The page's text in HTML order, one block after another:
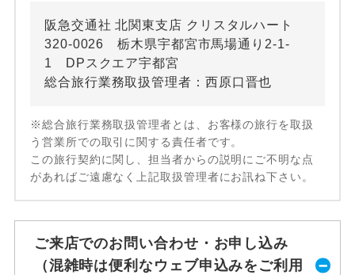
阪急交通社 北関東支店 クリスタルハート
320-0026 栃木県宇都宮市馬場通り2-1-
1 DPスクエア宇都宮
総合旅行業務取扱管理者：西原口晋也
※総合旅行業務取扱管理者とは、お客様の旅行を取扱
う営業所での取引に関する責任者です。
この旅行契約に関し、担当者からの説明にご不明な点
があればご遠慮なく上記取扱管理者にお訊ね下さい。
ご来店でのお問い合わせ・お申し込み
（混雑時は便利なウェブ申込みをご利用